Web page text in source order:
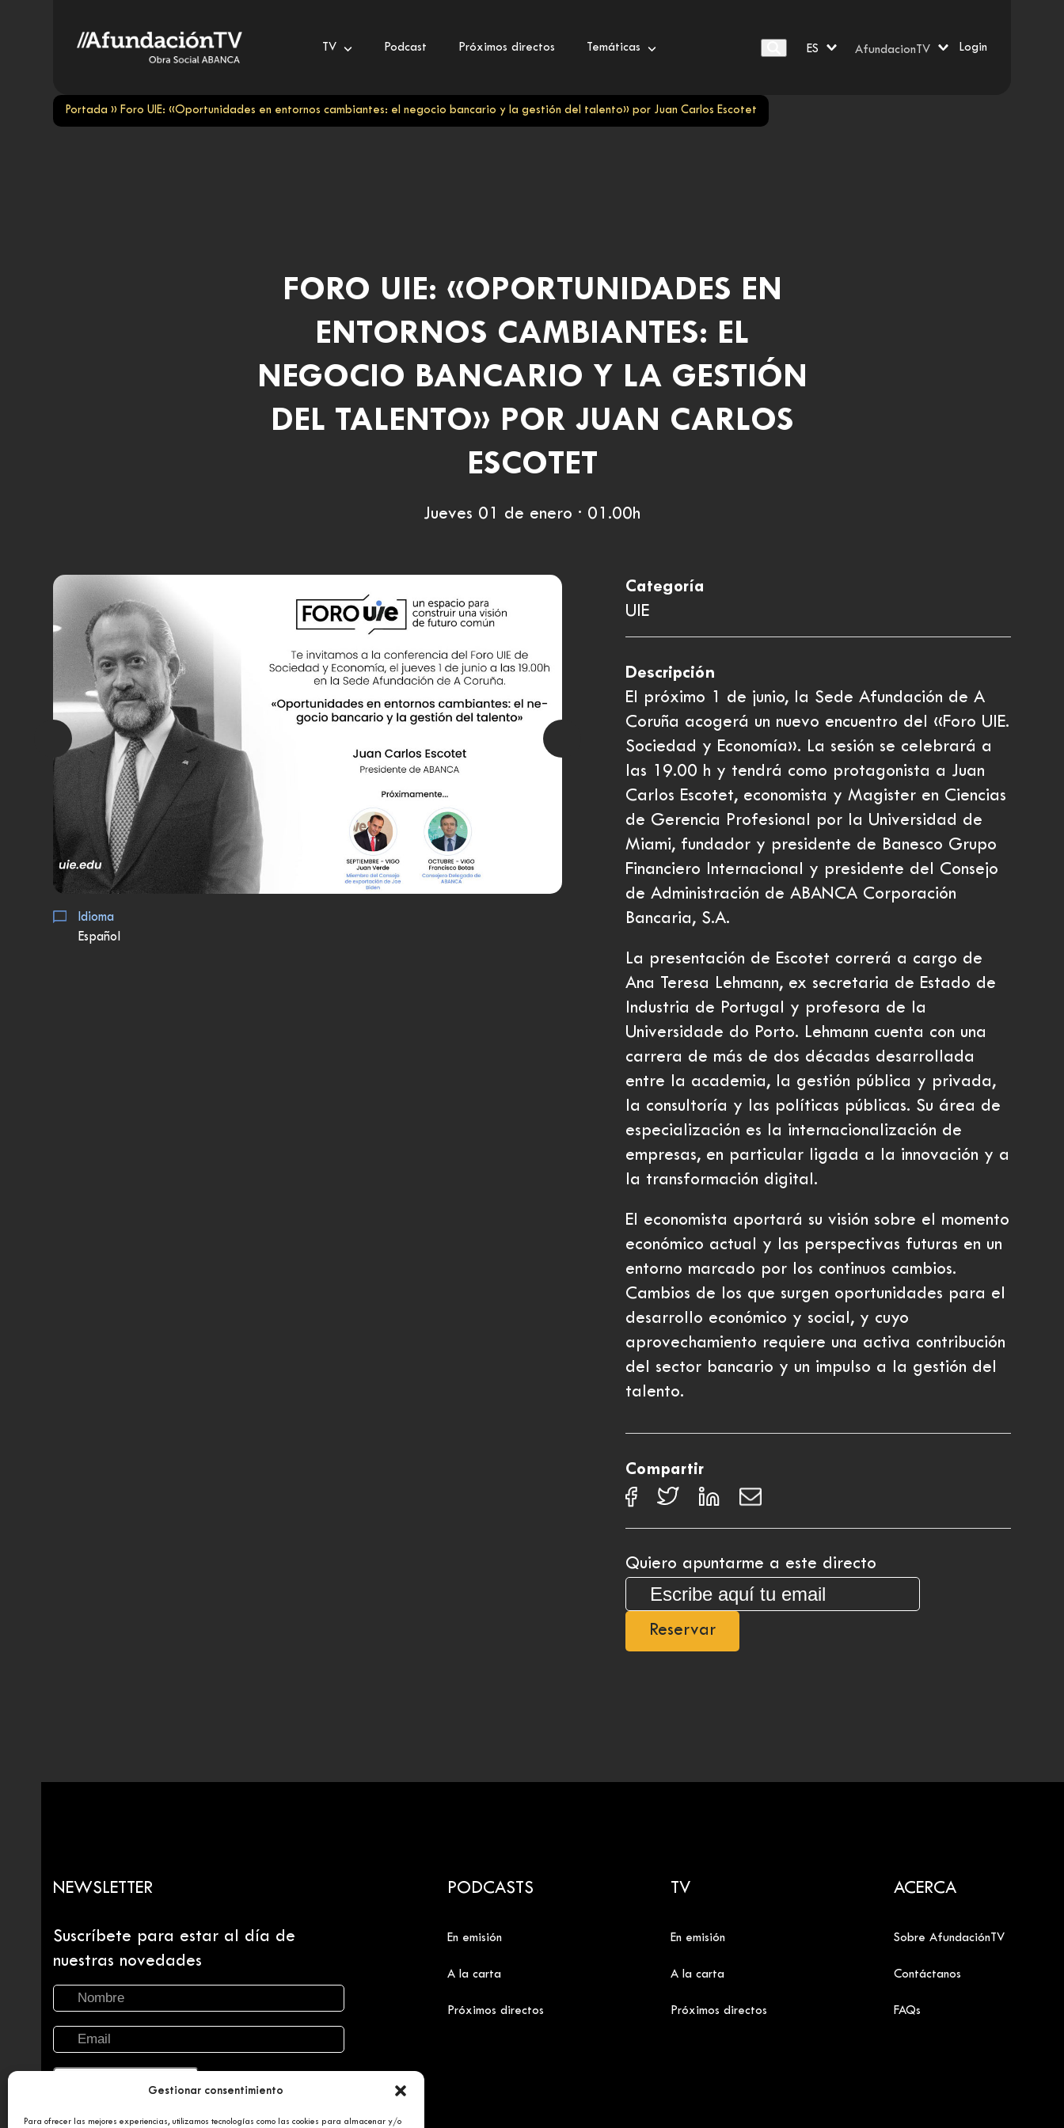
Gestionar consentimiento
Para ofrecer las mejores experiencias, utilizamos tecnologías como las cookies para almacenar y/o
TV Podcast Próximos directos Temáticas ES AfundacionTV Login
Portada » Foro UIE: «Oportunidades en entornos cambiantes: el negocio bancario y la gestión del talento» por Juan Carlos Escotet
FORO UIE: «OPORTUNIDADES EN
ENTORNOS CAMBIANTES: EL
NEGOCIO BANCARIO Y LA GESTIÓN
DEL TALENTO» POR JUAN CARLOS
ESCOTET
Jueves 01 de enero · 01.00h
Idioma
Español
Categoría
UIE
Descripción
El próximo 1 de junio, la Sede Afundación de A
Coruña acogerá un nuevo encuentro del «Foro UIE.
Sociedad y Economía». La sesión se celebrará a
las 19.00 h y tendrá como protagonista a Juan
Carlos Escotet, economista y Magister en Ciencias
de Gerencia Profesional por la Universidad de
Miami, fundador y presidente de Banesco Grupo
Financiero Internacional y presidente del Consejo
de Administración de ABANCA Corporación
Bancaria, S.A.
La presentación de Escotet correrá a cargo de
Ana Teresa Lehmann, ex secretaria de Estado de
Industria de Portugal y profesora de la
Universidade do Porto. Lehmann cuenta con una
carrera de más de dos décadas desarrollada
entre la academia, la gestión pública y privada,
la consultoría y las políticas públicas. Su área de
especialización es la internacionalización de
empresas, en particular ligada a la innovación y a
la transformación digital.
El economista aportará su visión sobre el momento
económico actual y las perspectivas futuras en un
entorno marcado por los continuos cambios.
Cambios de los que surgen oportunidades para el
desarrollo económico y social, y cuyo
aprovechamiento requiere una activa contribución
del sector bancario y un impulso a la gestión del
talento.
Compartir
Quiero apuntarme a este directo
Reservar
NEWSLETTER
Suscríbete para estar al día de
nuestras novedades
PODCASTS
En emisión
A la carta
Próximos directos
TV
En emisión
A la carta
Próximos directos
ACERCA
Sobre AfundaciónTV
Contáctanos
FAQs